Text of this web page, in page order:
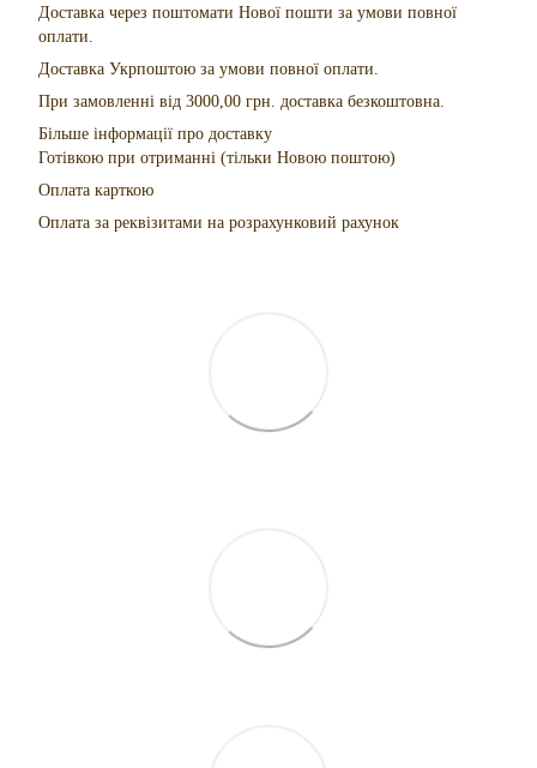
Доставка через поштомати Нової пошти за умови повної
оплати.
Доставка Укрпоштою за умови повної оплати.
При замовленні від 3000,00 грн. доставка безкоштовна.
Більше інформації про доставку
Готівкою при отриманні (тільки Новою поштою)
Оплата карткою
Оплата за реквізитами на розрахунковий рахунок